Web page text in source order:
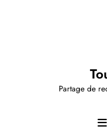
Partage de